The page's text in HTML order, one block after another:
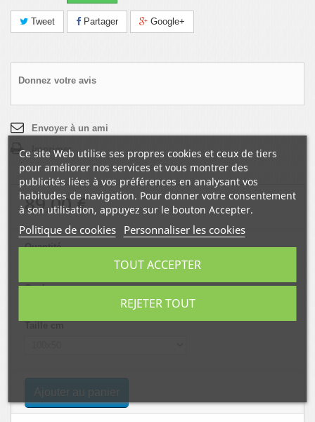
Tweet Partager Google+
Donnez votre avis
Envoyer à un ami
Imprimer
89,00 €
Quantité
Couleur
Ajouter au panier
Ce site Web utilise ses propres cookies et ceux de tiers
pour améliorer nos services et vous montrer des
publicités liées à vos préférences en analysant vos
habitudes de navigation. Pour donner votre consentement
à son utilisation, appuyez sur le bouton Accepter.
Politique de cookies Personnaliser les cookies
REJETER TOUT
TOUT ACCEPTER